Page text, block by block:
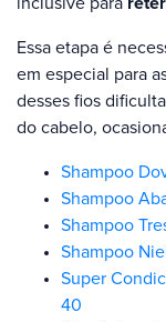
Essa etapa é
em especial para
desses fios
do cabelo,
Shampoo
Shampoo
Shampoo
Shampoo
Super
40